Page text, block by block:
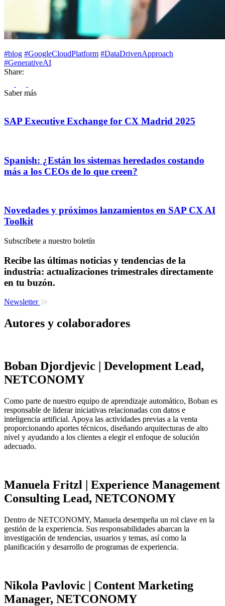
#blog #GoogleCloudPlatform #DataDrivenApproach
#GenerativeAI
Share:
Saber más
SAP Executive Exchange for CX Madrid 2025
Spanish: ¿Están los sistemas heredados costando
más a los CEOs de lo que creen?
Novedades y próximos lanzamientos en SAP CX AI
Toolkit
Subscríbete a nuestro boletín
Recibe las últimas noticias y tendencias de la
industria: actualizaciones trimestrales directamente
en tu buzón.
Newsletter
Autores y colaboradores
Boban Djordjevic | Development Lead,
NETCONOMY
Como parte de nuestro equipo de aprendizaje automático, Boban es
responsable de liderar iniciativas relacionadas con datos e
inteligencia artificial. Apoya las actividades previas a la venta
proporcionando aportes técnicos, diseñando arquitecturas de alto
nivel y ayudando a los clientes a elegir el enfoque de solución
adecuado.
Manuela Fritzl | Experience Management
Consulting Lead, NETCONOMY
Dentro de NETCONOMY, Manuela desempeña un rol clave en la
gestión de la experiencia. Sus responsabilidades abarcan la
investigación de tendencias, usuarios y temas, así como la
planificación y desarrollo de programas de experiencia.
Nikola Pavlovic | Content Marketing
Manager, NETCONOMY